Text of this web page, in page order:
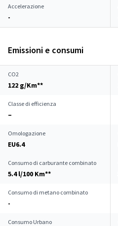
Accelerazione
-
Emissioni e consumi
CO2
122 g/Km**
Classe di efficienza
–
Omologazione
EU6.4
Consumo di carburante combinato
5.4 l/100 Km**
Consumo di metano combinato
-
Consumo Urbano